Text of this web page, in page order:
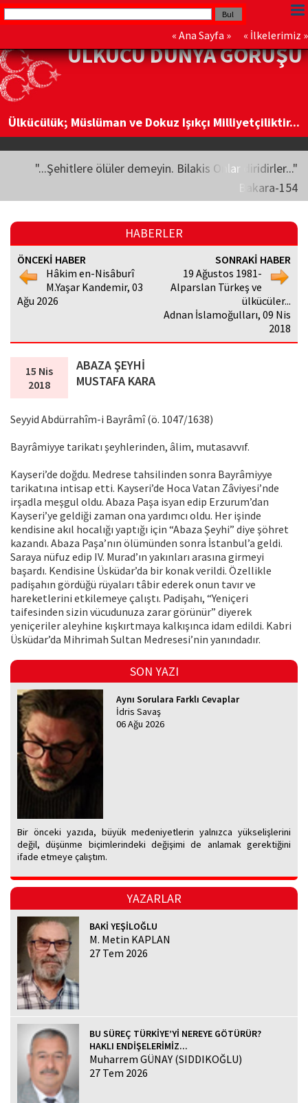
« Ana Sayfa » « İlkelerimiz »
ÜLKÜCÜ DÜNYA GÖRÜŞÜ
Ülkücülük; Müslüman ve Dokuz Işıkçı Milliyetçiliktir...
"...Şehitlere ölüler demeyin. Bilakis Onlar diridirler..."
Bakara-154
HABERLER
ÖNCEKİ HABER
Hâkim en-Nisâburî
M.Yaşar Kandemir, 03
Ağu 2026
SONRAKİ HABER
19 Ağustos 1981-
Alparslan Türkeş ve
ülkücüler...
Adnan İslamoğulları, 09 Nis
2018
15 Nis
2018
ABAZA ŞEYHİ
MUSTAFA KARA
Seyyid Abdürrahîm-i Bayrâmî (ö. 1047/1638)
Bayrâmiyye tarikatı şeyhlerinden, âlim, mutasavvıf.
Kayseri’de doğdu. Medrese tahsilinden sonra Bayrâmiyye
tarikatına intisap etti. Kayseri’de Hoca Vatan Zâviyesi’nde
irşadla meşgul oldu. Abaza Paşa isyan edip Erzurum’dan
Kayseri’ye geldiği zaman ona yardımcı oldu. Her işinde
kendisine akıl hocalığı yaptığı için “Abaza Şeyhi” diye şöhret
kazandı. Abaza Paşa’nın ölümünden sonra İstanbul’a geldi.
Saraya nüfuz edip IV. Murad’ın yakınları arasına girmeyi
başardı. Kendisine Üsküdar’da bir konak verildi. Özellikle
padişahın gördüğü rüyaları tâbir ederek onun tavır ve
hareketlerini etkilemeye çalıştı. Padişahı, “Yeniçeri
taifesinden sizin vücudunuza zarar görünür” diyerek
yeniçeriler aleyhine kışkırtmaya kalkışınca idam edildi. Kabri
Üsküdar’da Mihrimah Sultan Medresesi’nin yanındadır.
SON YAZI
Aynı Sorulara Farklı Cevaplar
İdris Savaş
06 Ağu 2026
Bir önceki yazıda, büyük medeniyetlerin yalnızca yükselişlerini
değil, düşünme biçimlerindeki değişimi de anlamak gerektiğini
ifade etmeye çalıştım.
YAZARLAR
BAKİ YEŞİLOĞLU
M. Metin KAPLAN
27 Tem 2026
BU SÜREÇ TÜRKİYE’Yİ NEREYE GÖTÜRÜR?
HAKLI ENDİŞELERİMİZ...
Muharrem GÜNAY (SIDDIKOĞLU)
27 Tem 2026